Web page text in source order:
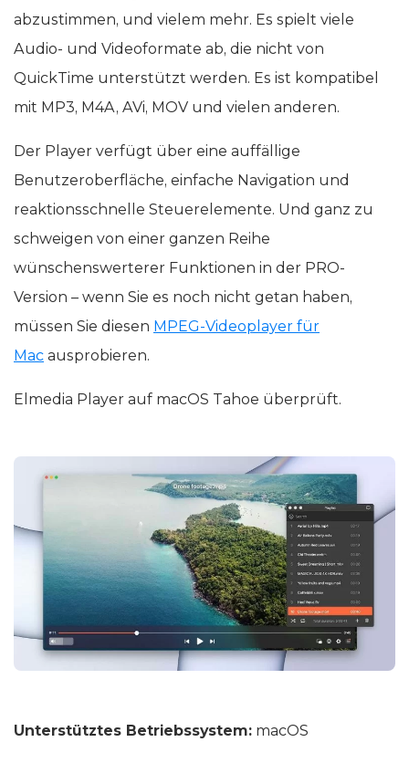
abzustimmen, und vielem mehr. Es spielt viele
Audio- und Videoformate ab, die nicht von
QuickTime unterstützt werden. Es ist kompatibel
mit MP3, M4A, AVi, MOV und vielen anderen.
Der Player verfügt über eine auffällige
Benutzeroberfläche, einfache Navigation und
reaktionsschnelle Steuerelemente. Und ganz zu
schweigen von einer ganzen Reihe
wünschenswerterer Funktionen in der PRO-
Version – wenn Sie es noch nicht getan haben,
müssen Sie diesen MPEG-Videoplayer für
Mac ausprobieren.
Elmedia Player auf macOS Tahoe überprüft.
Unterstütztes Betriebssystem: macOS